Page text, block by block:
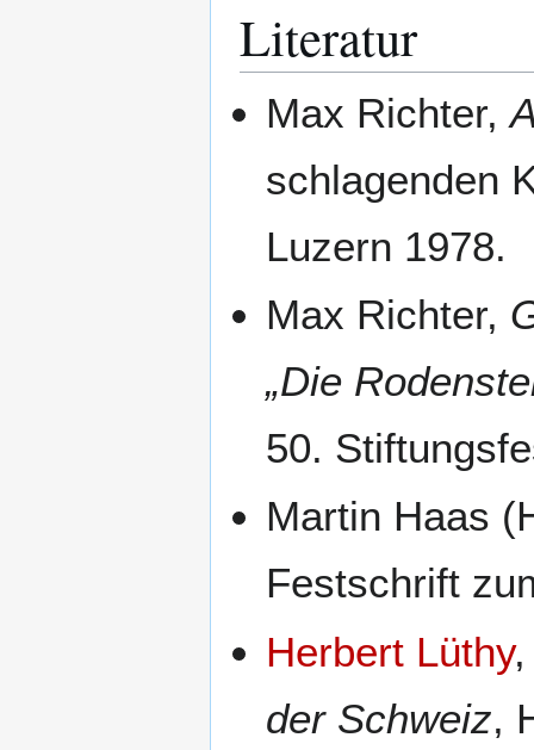
Literatur
Max Richter,
schlagenden
Luzern 1978.
Max Richter,
„Die
50.
Martin Haas
Festschrift
Herbert Lüthy
der Schweiz,